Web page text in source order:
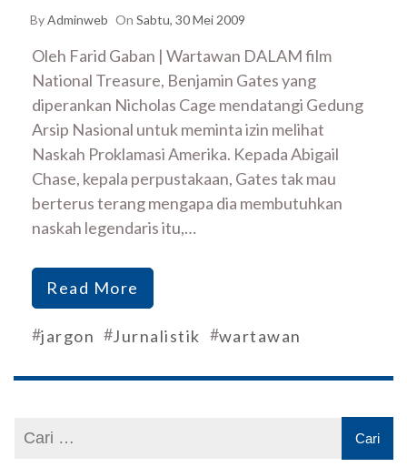
ByAdminweb On Sabtu, 30 Mei 2009
Oleh Farid Gaban | Wartawan DALAM film
National Treasure, Benjamin Gates yang
diperankan Nicholas Cage mendatangi Gedung
Arsip Nasional untuk meminta izin melihat
Naskah Proklamasi Amerika. Kepada Abigail
Chase, kepala perpustakaan, Gates tak mau
berterus terang mengapa dia membutuhkan
naskah legendaris itu,…
Read More
#jargon #Jurnalistik #wartawan